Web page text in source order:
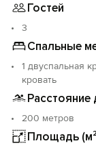
Гостей
3
Спальные
1 двуспальная
кровать
200 метров
Площадь